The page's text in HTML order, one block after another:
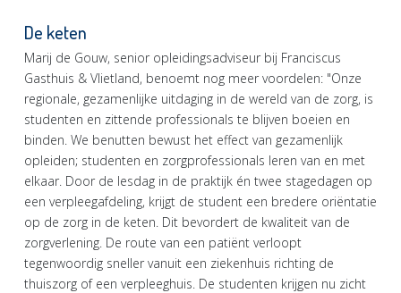
De keten
Marij de Gouw, senior opleidingsadviseur bij Franciscus
Gasthuis & Vlietland, benoemt nog meer voordelen: "Onze
regionale, gezamenlijke uitdaging in de wereld van de zorg, is
studenten en zittende professionals te blijven boeien en
binden. We benutten bewust het effect van gezamenlijk
opleiden; studenten en zorgprofessionals leren van en met
elkaar. Door de lesdag in de praktijk én twee stagedagen op
een verpleegafdeling, krijgt de student een bredere oriëntatie
op de zorg in de keten. Dit bevordert de kwaliteit van de
zorgverlening. De route van een patiënt verloopt
tegenwoordig sneller vanuit een ziekenhuis richting de
thuiszorg of een verpleeghuis. De studenten krijgen nu zicht